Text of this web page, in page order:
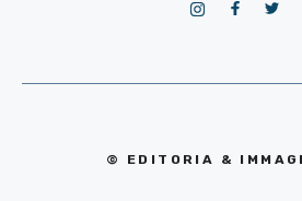
© EDITORIA &